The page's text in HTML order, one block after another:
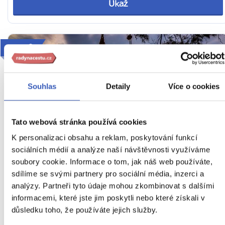
Souhlas Detaily Více o cookies
Tato webová stránka používá cookies
K personalizaci obsahu a reklam, poskytování funkcí
sociálních médií a analýze naší návštěvnosti využíváme
soubory cookie. Informace o tom, jak náš web používáte,
sdílíme se svými partnery pro sociální média, inzerci a
analýzy. Partneři tyto údaje mohou zkombinovat s dalšími
informacemi, které jste jim poskytli nebo které získali v
důsledku toho, že používáte jejich služby.
Ukaž
2026
To nejlepší z Thajska + AYUTTHAYA
+ KOUPÁNÍ NA OSTROVĚ PHUKET
Tipy na zážitky: Návštěva železničního trhu i tržnic s
thajským jídlem či noční život na Phuketu a nekonečné